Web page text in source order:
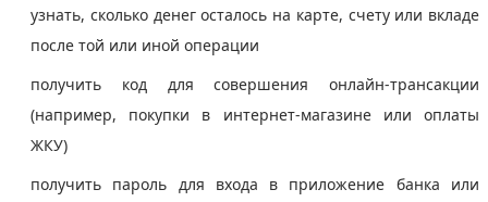
узнать, сколько денег осталось на карте, счету или вкладе
после той или иной операции
получить код для совершения онлайн-трансакции
(например, покупки в интернет-магазине или оплаты
ЖКУ)
получить пароль для входа в приложение банка или